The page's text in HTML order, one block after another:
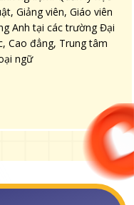
Giảng viên, Giáo viên
Anh tại các trường Đại
Cao đẳng, Trung tâm
ngữ
Ngọc Hân